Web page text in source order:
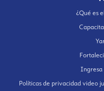
¿Qué es
Ingresa
Políticas de privacidad video